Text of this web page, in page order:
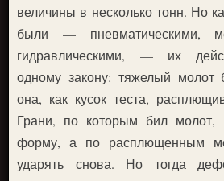
величины в несколько тонн. Но
были — пневматическими,
гидравлическими, — их
одному закону: тяжелый молот
она, как кусок теста,
Грани, по которым бил молот,
форму, а по расплющенным
ударять снова. Но тогда